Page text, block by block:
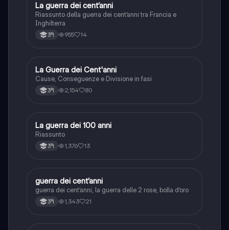
Storia
La guerra dei cent’anni
Riassunto della guerra dei cent’anni tra Francia e
Inghilterra
3ªl 955 14
Storia
La Guerra dei Cent'anni
Cause, Conseguenze e Divisione in fasi
3ªl 2,154 80
Storia
La guerra dei 100 anni
Riassunto
3ªl 1,376 13
Storia
guerra dei cent’anni
guerra dei cent’anni, la guerra delle 2 rose, bolla d’oro
3ªl 1,343 21